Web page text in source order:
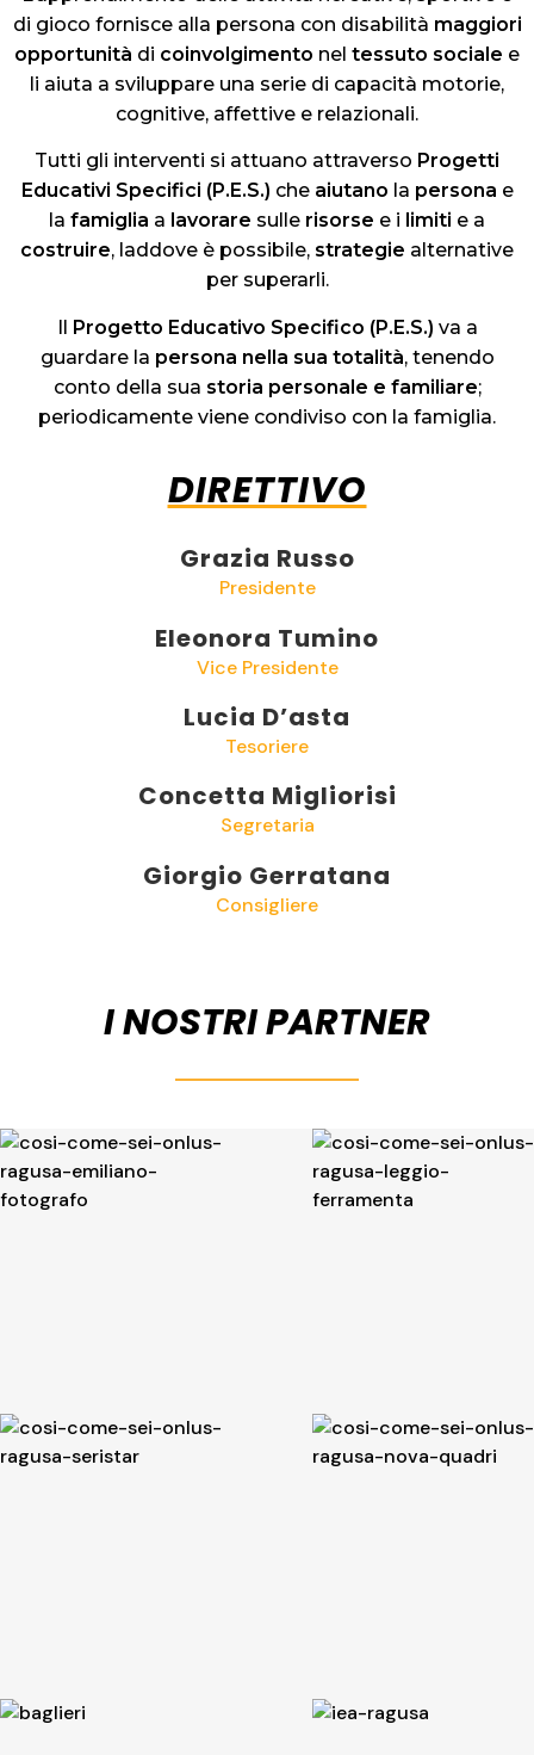
di gioco fornisce alla persona con disabilità maggiori
opportunità di coinvolgimento nel tessuto sociale e
li aiuta a sviluppare una serie di capacità motorie,
cognitive, affettive e relazionali.
Tutti gli interventi si attuano attraverso Progetti
Educativi Specifici (P.E.S.) che aiutano la persona e
la famiglia a lavorare sulle risorse e i limiti e a
costruire, laddove è possibile, strategie alternative
per superarli.
Il Progetto Educativo Specifico (P.E.S.) va a
guardare la persona nella sua totalità, tenendo
conto della sua storia personale e familiare;
periodicamente viene condiviso con la famiglia.
DIRETTIVO
Grazia Russo
Presidente
Eleonora Tumino
Vice Presidente
Lucia D’asta
Tesoriere
Concetta Migliorisi
Segretaria
Giorgio Gerratana
Consigliere
I NOSTRI PARTNER